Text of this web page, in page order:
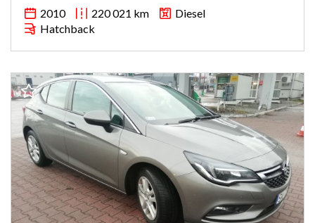
2010 220 021 km
Diesel
Hatchback